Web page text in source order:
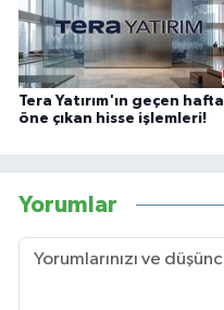
Tera Yatırım'ın geçen hafta
öne çıkan hisse işlemleri!
Yorumlar